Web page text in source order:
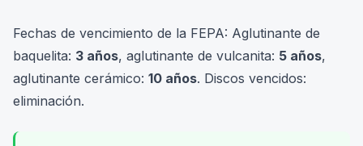
Fechas de vencimiento de la FEPA: Aglutinante de
baquelita: 3 años, aglutinante de vulcanita: 5 años,
aglutinante cerámico: 10 años. Discos vencidos:
eliminación.